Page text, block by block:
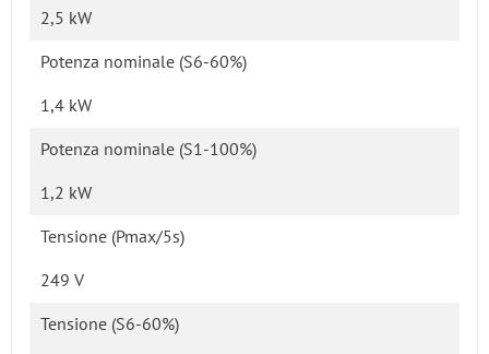
2,5 kW
Potenza nominale (S6-60%)
1,4 kW
Potenza nominale (S1-100%)
1,2 kW
Tensione (Pmax/5s)
249 V
Tensione (S6-60%)